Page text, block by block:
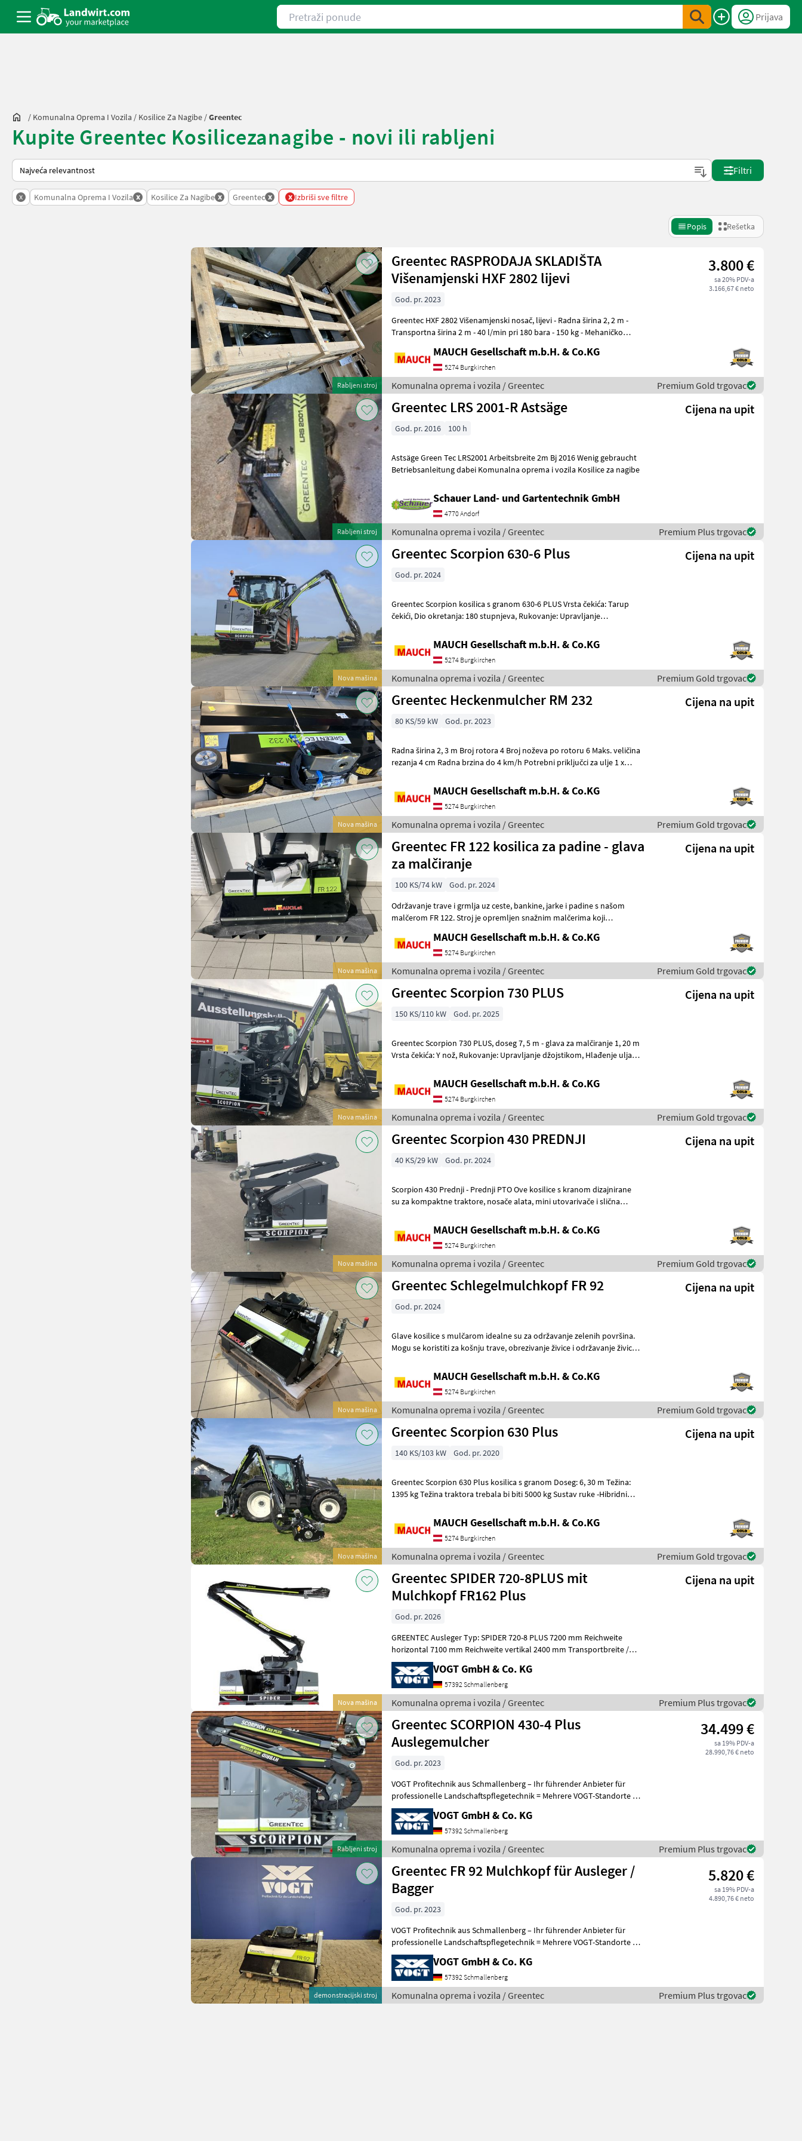
Pretraži ponude
Prijava
/ Komunalna Oprema I Vozila / Kosilice Za Nagibe /Greentec
Kupite Greentec Kosilicezanagibe - novi ili rabljeni
Tako se sortira na Landwirt.com
Filtri
x Komunalna Oprema I Vozila x Kosilice Za Nagibe x Greentec x x Izbriši sve filtre
Popis Rešetka
Rabljeni stroj
Greentec RASPRODAJA SKLADIŠTA
Višenamjenski HXF 2802 lijevi
3.800 €
sa 20% PDV-a
3.166,67 € neto
God. pr. 2023
Greentec HXF 2802 Višenamjenski nosač, lijevi - Radna širina 2, 2 m -
Transportna širina 2 m - 40 l/min pri 180 bara - 150 kg - Mehaničko
MAUCH Gesellschaft m.b.H. & Co.KG
5274 Burgkirchen
Komunalna oprema i vozila / Greentec Premium Gold trgovac
Rabljeni stroj
Greentec LRS 2001-R Astsäge Cijena na upit
God. pr. 2016 100 h
Astsäge Green Tec LRS2001 Arbeitsbreite 2m Bj 2016 Wenig gebraucht
Betriebsanleitung dabei Komunalna oprema i vozila Kosilice za nagibe
Schauer Land- und Gartentechnik GmbH
4770 Andorf
Komunalna oprema i vozila / Greentec Premium Plus trgovac
Nova mašina
Greentec Scorpion 630-6 Plus Cijena na upit
God. pr. 2024
Greentec Scorpion kosilica s granom 630-6 PLUS Vrsta čekića: Tarup
čekići, Dio okretanja: 180 stupnjeva, Rukovanje: Upravljanje
MAUCH Gesellschaft m.b.H. & Co.KG
5274 Burgkirchen
Komunalna oprema i vozila / Greentec Premium Gold trgovac
Nova mašina
Greentec Heckenmulcher RM 232 Cijena na upit
80 KS/59 kW God. pr. 2023
Radna širina 2, 3 m Broj rotora 4 Broj noževa po rotoru 6 Maks. veličina
rezanja 4 cm Radna brzina do 4 km/h Potrebni priključci za ulje 1 x
MAUCH Gesellschaft m.b.H. & Co.KG
5274 Burgkirchen
Komunalna oprema i vozila / Greentec Premium Gold trgovac
Nova mašina
Greentec FR 122 kosilica za padine - glava
za malčiranje
Cijena na upit
100 KS/74 kW
God. pr. 2024
Održavanje trave i grmlja uz ceste, bankine, jarke i padine s našom
malčerom FR 122. Stroj je opremljen snažnim malčerima koji
MAUCH Gesellschaft m.b.H. & Co.KG
5274 Burgkirchen
Komunalna oprema i vozila / Greentec Premium Gold trgovac
Nova mašina
Greentec Scorpion 730 PLUS Cijena na upit
150 KS/110 kW God. pr. 2025
Greentec Scorpion 730 PLUS, doseg 7, 5 m - glava za malčiranje 1, 20 m
Vrsta čekića: Y nož, Rukovanje: Upravljanje džojstikom, Hlađenje ulja,
MAUCH Gesellschaft m.b.H. & Co.KG
5274 Burgkirchen
Komunalna oprema i vozila / Greentec Premium Gold trgovac
Nova mašina
Greentec Scorpion 430 PREDNJI Cijena na upit
40 KS/29 kW God. pr. 2024
Scorpion 430 Prednji - Prednji PTO Ove kosilice s kranom dizajnirane
su za kompaktne traktore, nosače alata, mini utovarivače i slična
MAUCH Gesellschaft m.b.H. & Co.KG
5274 Burgkirchen
Komunalna oprema i vozila / Greentec Premium Gold trgovac
Nova mašina
Greentec Schlegelmulchkopf FR 92 Cijena na upit
God. pr. 2024
Glave kosilice s mulčarom idealne su za održavanje zelenih površina.
Mogu se koristiti za košnju trave, obrezivanje živice i održavanje živice.
MAUCH Gesellschaft m.b.H. & Co.KG
5274 Burgkirchen
Komunalna oprema i vozila / Greentec Premium Gold trgovac
Nova mašina
Greentec Scorpion 630 Plus Cijena na upit
140 KS/103 kW God. pr. 2020
Greentec Scorpion 630 Plus kosilica s granom Doseg: 6, 30 m Težina:
1395 kg Težina traktora trebala bi biti 5000 kg Sustav ruke -Hibridni
MAUCH Gesellschaft m.b.H. & Co.KG
5274 Burgkirchen
Komunalna oprema i vozila / Greentec Premium Gold trgovac
Nova mašina
Greentec SPIDER 720-8PLUS mit
Mulchkopf FR162 Plus
Cijena na upit
God. pr. 2026
GREENTEC Ausleger Typ: SPIDER 720-8 PLUS 7200 mm Reichweite
horizontal 7100 mm Reichweite vertikal 2400 mm Transportbreite /
HYBRID-Armsystem mit Doppelfunktion
VOGT GmbH & Co. KG
57392 Schmallenberg
Komunalna oprema i vozila / Greentec Premium Plus trgovac
Rabljeni stroj
Greentec SCORPION 430-4 Plus
Auslegemulcher
34.499 €
sa 19% PDV-a
28.990,76 € neto
God. pr. 2023
VOGT Profitechnik aus Schmallenberg – Ihr führender Anbieter für
professionelle Landschaftspflegetechnik = Mehrere VOGT-Standorte +
100 Servicepartner in Deutsch
VOGT GmbH & Co. KG
57392 Schmallenberg
Komunalna oprema i vozila / Greentec Premium Plus trgovac
demonstracijski stroj
Greentec FR 92 Mulchkopf für Ausleger /
Bagger
5.820 €
sa 19% PDV-a
4.890,76 € neto
God. pr. 2023
VOGT Profitechnik aus Schmallenberg – Ihr führender Anbieter für
professionelle Landschaftspflegetechnik = Mehrere VOGT-Standorte +
100 Servicepartner in Deutsch
VOGT GmbH & Co. KG
57392 Schmallenberg
Komunalna oprema i vozila / Greentec Premium Plus trgovac